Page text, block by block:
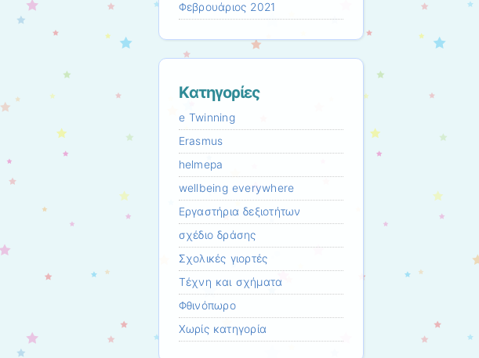
Φεβρουάριος 2021
Kατηγορίες
e Twinning
Erasmus
helmepa
wellbeing everywhere
Εργαστήρια δεξιοτήτων
σχέδιο δράσης
Σχολικές γιορτές
Τέχνη και σχήματα
Φθινόπωρο
Χωρίς κατηγορία